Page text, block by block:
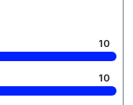
10
10